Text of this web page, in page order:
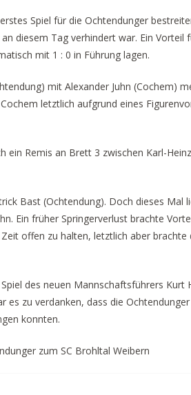
Spiel für die Ochtendunger
diesem Tag verhindert war. Ein Vorteil
mit 1 : 0 in Führung lagen.
mit Alexander Juhn (Cochem)
letztlich aufgrund eines
ein Remis an Brett 3 zwischen Karl-
Bast (Ochtendung). Doch dieses Mal
Ein früher Springerverlust brachte
offen zu halten, letztlich aber
des neuen Mannschaftsführers Kurt
es zu verdanken, dass die
konnten.
zum SC Brohltal Weibern